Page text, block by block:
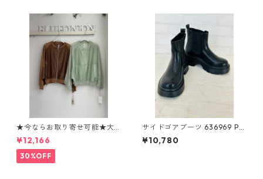
★今ならお取り寄せ可能★大
人気★ニット切替シアーブル
ゾン 80268339 Dignité colli
er
¥12,166
30%OFF
サイドゴアブーツ 636969 PA
SSIONE
¥10,780